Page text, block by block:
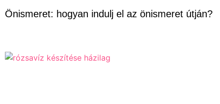
Önismeret: hogyan indulj el az önismeret útján?